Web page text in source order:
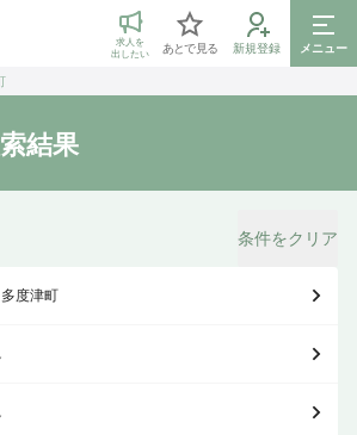
転職マッチング
求人を
出したい
あとで見る 新規登録
メニュー
結果
条件をクリア
度津町